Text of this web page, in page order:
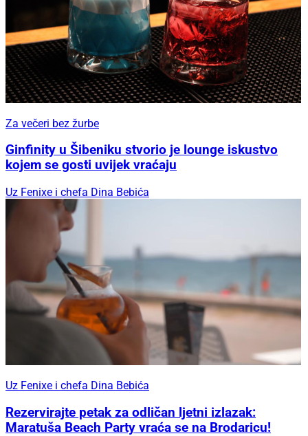
Za večeri bez žurbe
Ginfinity u Šibeniku stvorio je lounge iskustvo
kojem se gosti uvijek vraćaju
Uz Fenixe i chefa Dina Bebića
Uz Fenixe i chefa Dina Bebića
Rezervirajte petak za odličan ljetni izlazak:
Maratuša Beach Party vraća se na Brodaricu!